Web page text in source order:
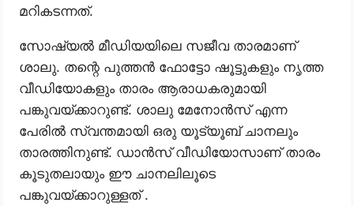
മറികടന്നത്.
സോഷ്യൽ മീഡിയയിലെ സജീവ താരമാണ്
ശാലു. തന്റെ പുത്തൻ ഫോട്ടോ ഷൂട്ടുകളും നൃത്ത
വീഡിയോകളും താരം ആരാധകരുമായി
പങ്കുവയ്ക്കാറുണ്ട്. ശാലു മേനോൻസ് എന്ന
പേരിൽ സ്വന്തമായി ഒരു യൂട്യൂബ് ചാനലും
താരത്തിനുണ്ട്. ഡാൻസ് വീഡിയോസാണ് താരം
കൂടുതലായും ഈ ചാനലിലൂടെ
പങ്കുവയ്ക്കാറുള്ളത് .